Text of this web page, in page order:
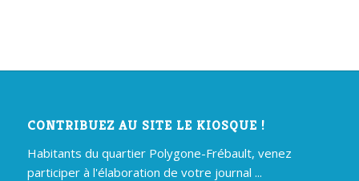
CONTRIBUEZ AU SITE LE KIOSQUE !
Habitants du quartier Polygone-Frébault, venez
participer à l'élaboration de votre journal ...